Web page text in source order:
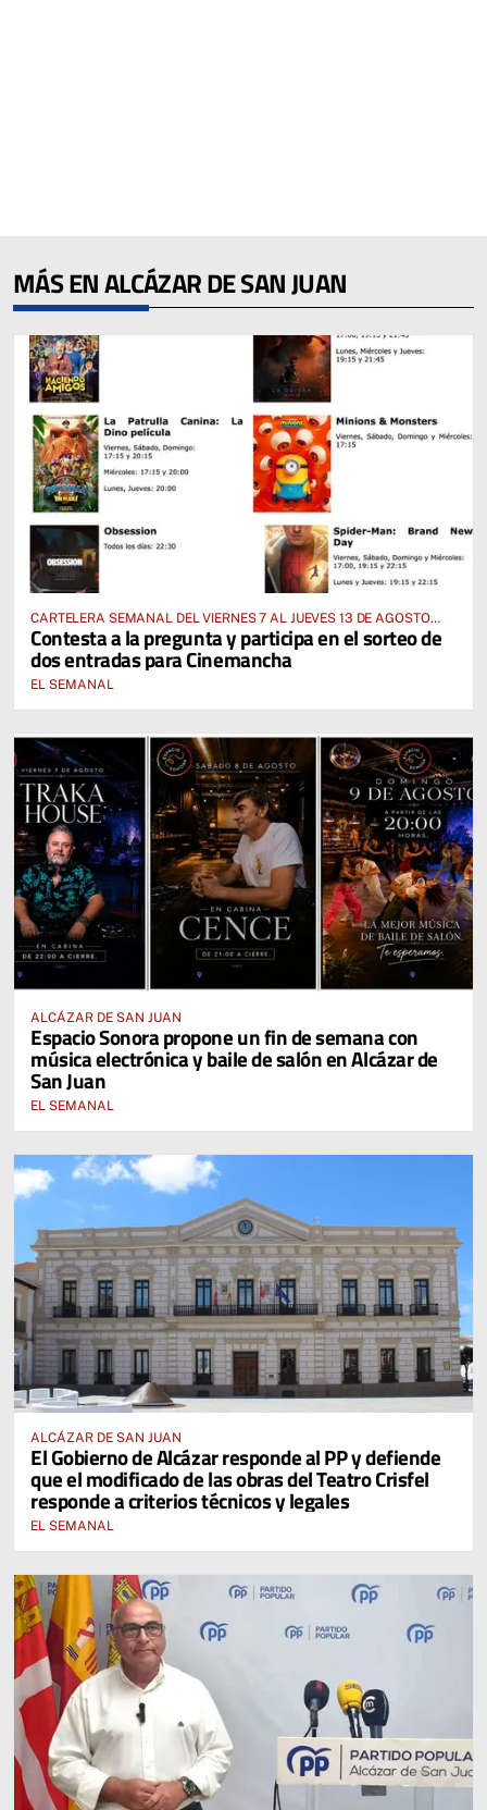
MÁS EN ALCÁZAR DE SAN JUAN
CARTELERA SEMANAL DEL VIERNES 7 AL JUEVES 13 DE AGOSTO
2026
Contesta a la pregunta y participa en el sorteo de
dos entradas para Cinemancha
EL SEMANAL
ALCÁZAR DE SAN JUAN
Espacio Sonora propone un fin de semana con
música electrónica y baile de salón en Alcázar de
San Juan
EL SEMANAL
ALCÁZAR DE SAN JUAN
El Gobierno de Alcázar responde al PP y defiende
que el modificado de las obras del Teatro Crisfel
responde a criterios técnicos y legales
EL SEMANAL